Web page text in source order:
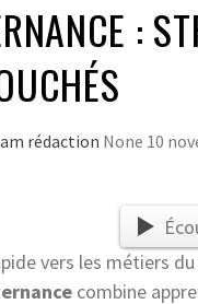
:
rédaction None 10
vers les métiers
combine